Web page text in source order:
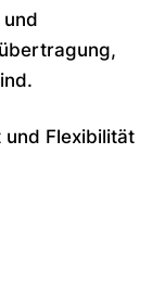
Flexibilität